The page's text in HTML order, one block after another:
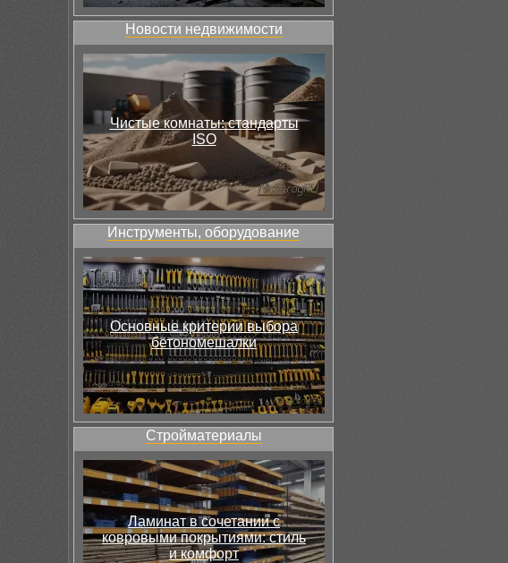
Новости недвижимости
Чистые комнаты: стандарты
ISO
Инструменты, оборудование
Основные критерии выбора
бетономешалки
Стройматериалы
Ламинат в сочетании с
ковровыми покрытиями: стиль
и комфорт